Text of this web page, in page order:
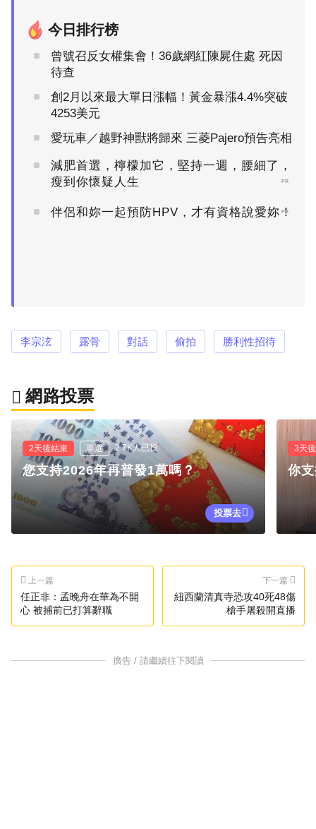
今日排行榜
曾號召反女權集會！36歲網紅陳屍住處 死因
待查
創2月以來最大單日漲幅！黃金暴漲4.4%突破
4253美元
愛玩車／越野神獸將歸來 三菱Pajero預告亮相
減肥首選，檸檬加它，堅持一週，腰細了，
瘦到你懷疑人生
PR
伴侶和妳一起預防HPV，才有資格說愛妳！
PR
李宗泫 露骨 對話 偷拍 勝利性招待
網路投票
2天後結束 單選 2.7K人已投
您支持2026年再普發1萬嗎？
投票去
3天
你
上一篇
任正非：孟晚舟在華為不開
心 被捕前已打算辭職
下一篇
紐西蘭清真寺恐攻40死48傷
槍手屠殺開直播
廣告 / 請繼續往下閱讀